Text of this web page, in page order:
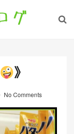
》
No Comments